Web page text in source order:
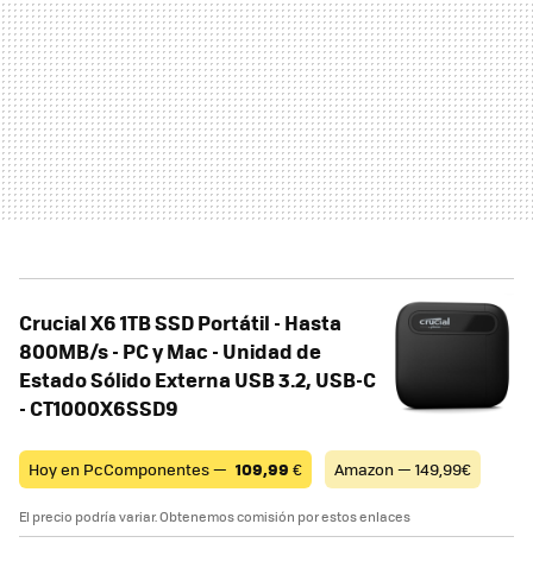
Crucial X6 1TB SSD Portátil - Hasta
800MB/s - PC y Mac - Unidad de
Estado Sólido Externa USB 3.2, USB-C
- CT1000X6SSD9
Hoy en PcComponentes — 109,99 € Amazon — 149,99€
El precio podría variar. Obtenemos comisión por estos enlaces